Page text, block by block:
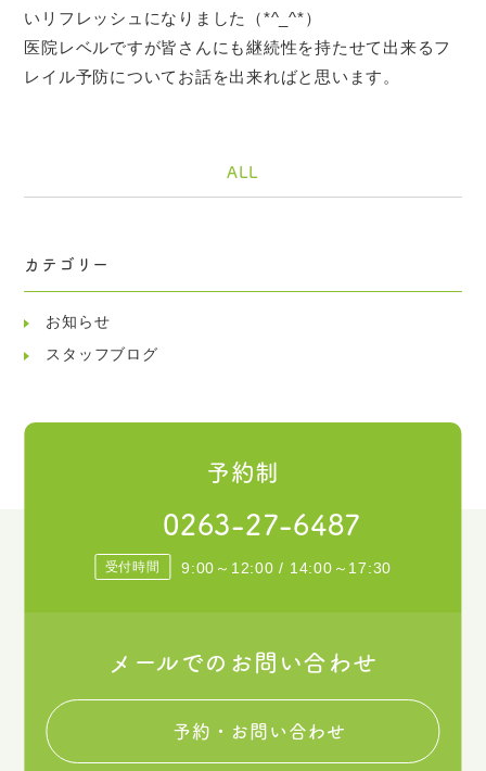
カテゴリー
お知らせ
スタッフブログ
いリフレッシュになりました（*^_^*）
医院レベルですが皆さんにも継続性を持たせて出来るフ
レイル予防についてお話を出来ればと思います。
ALL
予約制
0263-27-6487
受付時間 9:00～12:00 / 14:00～17:30
メールでのお問い合わせ
予約・お問い合わせ